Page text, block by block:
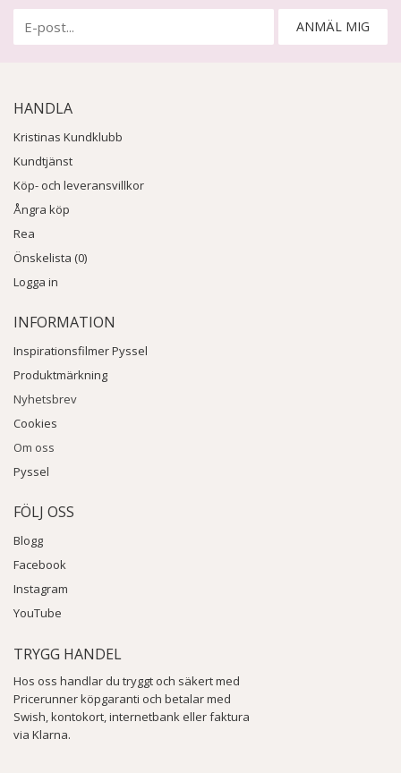
ANMÄL MIG
HANDLA
Kristinas Kundklubb
Kundtjänst
Köp- och leveransvillkor
Ångra köp
Rea
Önskelista (0)
Logga in
INFORMATION
Inspirationsfilmer Pyssel
Produktmärkning
Nyhetsbrev
Cookies
Om oss
Pyssel
FÖLJ OSS
Blogg
Facebook
Instagram
YouTube
TRYGG HANDEL
Hos oss handlar du tryggt och säkert med
Pricerunner köpgaranti och betalar med
Swish, kontokort, internetbank eller faktura
via Klarna.